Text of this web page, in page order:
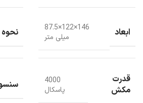
باتری این ربات دارای
ابعاد
146×122×87.5
میلی متر
قدرت
مکش
4000
پاسکال